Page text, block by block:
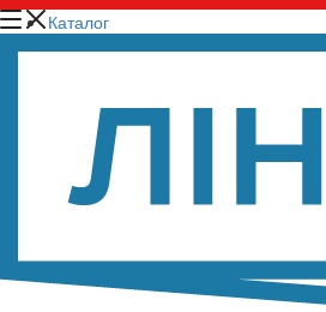
Каталог